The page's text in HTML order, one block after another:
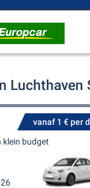
Luchthaven
vanaf 1 € per
klein budget